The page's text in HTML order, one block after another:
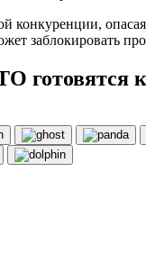
заблокировать
готовятся